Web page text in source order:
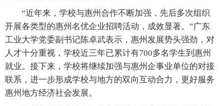
“近年来，学校与惠州合作不断加强，先后多次组织
开展各类型的惠州名优企业招聘活动，成效显著。”广东
工业大学党委副书记陈卓武表示，惠州发展势头强劲，对
人才十分重视，学校近三年已累计有700多名学生到惠州
就业。接下来，学校将继续加强与惠州企事业单位的对接
联系，进一步形成学校与地方的双向互动合力，更好服务
惠州地方经济社会发展。